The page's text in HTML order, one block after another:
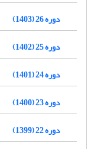
دوره 26 (1403)
دوره 25 (1402)
دوره 24 (1401)
دوره 23 (1400)
دوره 22 (1399)